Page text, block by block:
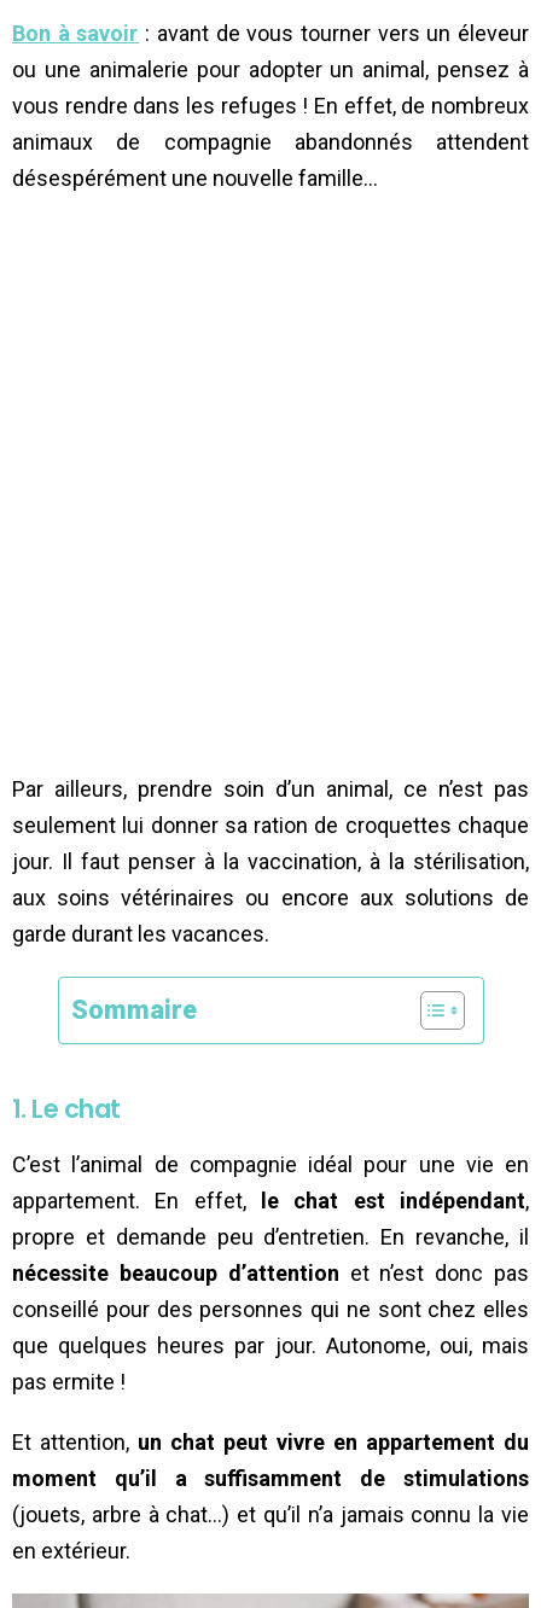
Bon à savoir : avant de vous tourner vers un éleveur
ou une animalerie pour adopter un animal, pensez à
vous rendre dans les refuges ! En effet, de nombreux
animaux de compagnie abandonnés attendent
désespérément une nouvelle famille…
Par ailleurs, prendre soin d’un animal, ce n’est pas
seulement lui donner sa ration de croquettes chaque
jour. Il faut penser à la vaccination, à la stérilisation,
aux soins vétérinaires ou encore aux solutions de
garde durant les vacances.
Sommaire
1. Le chat
C’est l’animal de compagnie idéal pour une vie en
appartement. En effet, le chat est indépendant,
propre et demande peu d’entretien. En revanche, il
nécessite beaucoup d’attention et n’est donc pas
conseillé pour des personnes qui ne sont chez elles
que quelques heures par jour. Autonome, oui, mais
pas ermite !
Et attention, un chat peut vivre en appartement du
moment qu’il a suffisamment de stimulations
(jouets, arbre à chat…) et qu’il n’a jamais connu la vie
en extérieur.